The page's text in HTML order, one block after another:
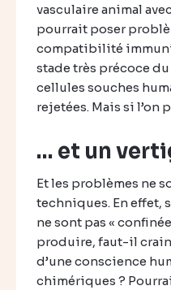
vasculaire animal
pourrait poser
compatibilité
stade très précoce
cellules souches
rejetées. Mais si l’on
… et un
Et les problèmes ne
techniques. En effet,
ne sont pas «
produire, faut-il
d’une conscience
chimériques ?